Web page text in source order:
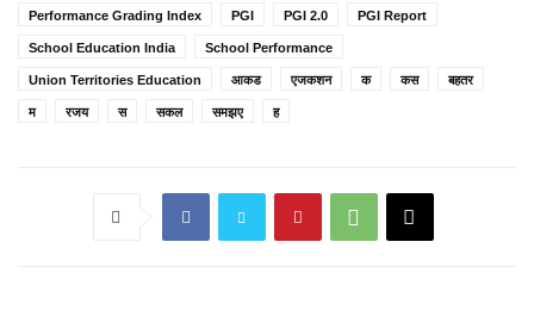
Performance Grading Index PGI PGI 2.0 PGI Report
School Education India School Performance
Union Territories Education आकड एजकशन क कस बहतर
म रजय स सकल समझए ह